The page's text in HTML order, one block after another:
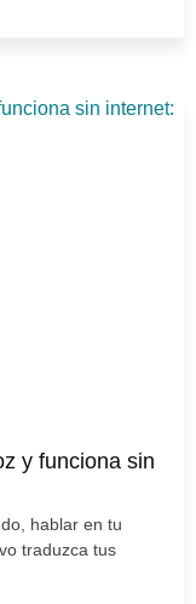
y funciona sin
hablar en tu
traduzca tus